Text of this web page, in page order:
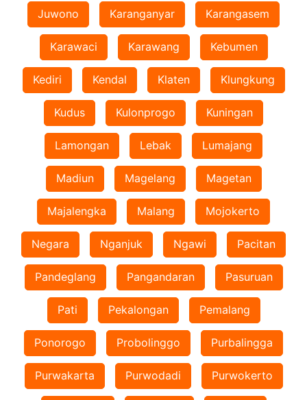
Juwono Karanganyar Karangasem
Karawaci Karawang Kebumen
Kediri Kendal Klaten Klungkung
Kudus Kulonprogo Kuningan
Lamongan Lebak Lumajang
Madiun Magelang Magetan
Majalengka Malang Mojokerto
Negara Nganjuk Ngawi Pacitan
Pandeglang Pangandaran Pasuruan
Pati Pekalongan Pemalang
Ponorogo Probolinggo Purbalingga
Purwakarta Purwodadi Purwokerto